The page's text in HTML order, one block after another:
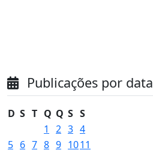
Publicações por data
D S T Q Q S S
1
2 3 4
5 6 7 8 9 1011